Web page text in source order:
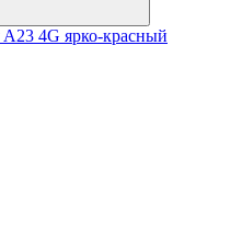
A23 4G ярко-красный